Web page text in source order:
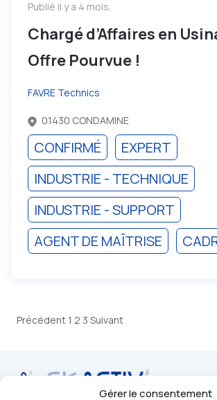
Gérer le consentement
Publié il y a 4 mois.
Chargé d’Affaires en
Offre Pourvue !
FAVRE Technics
01430 CONDAMINE
CONFIRMÉ
EXPERT
INDUSTRIE - TECHNIQUE
INDUSTRIE - SUPPORT
AGENT DE MAÎTRISE
Pagination
Précédent 1 2 3 Suivant